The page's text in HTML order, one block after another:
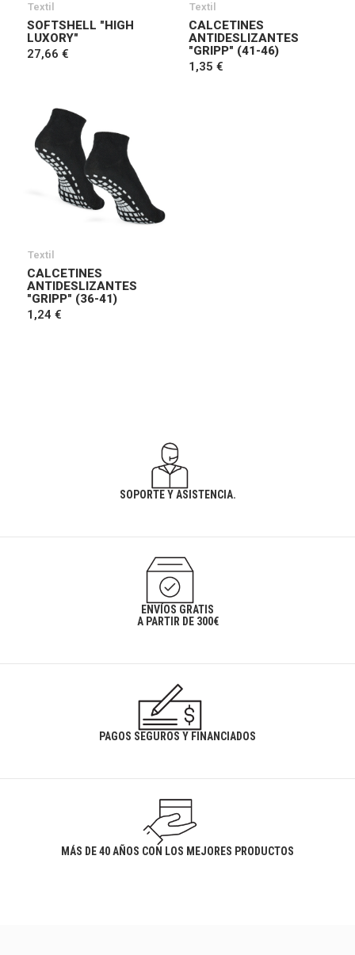
Textil
SOFTSHELL "HIGH
LUXORY"
27,66 €
Textil
CALCETINES
ANTIDESLIZANTES
"GRIPP" (41-46)
1,35 €
Textil
CALCETINES
ANTIDESLIZANTES
"GRIPP" (36-41)
1,24 €
SOPORTE Y ASISTENCIA.
ENVÍOS GRATIS
A PARTIR DE 300€
PAGOS SEGUROS Y FINANCIADOS
MÁS DE 40 AÑOS CON LOS MEJORES PRODUCTOS